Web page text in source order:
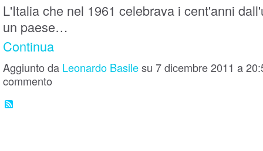
L'Italia che nel 1961 celebrava i cent'anni
un paese…
Continua
Aggiunto da Leonardo Basilesu 7 dicembre 2011 a
commento